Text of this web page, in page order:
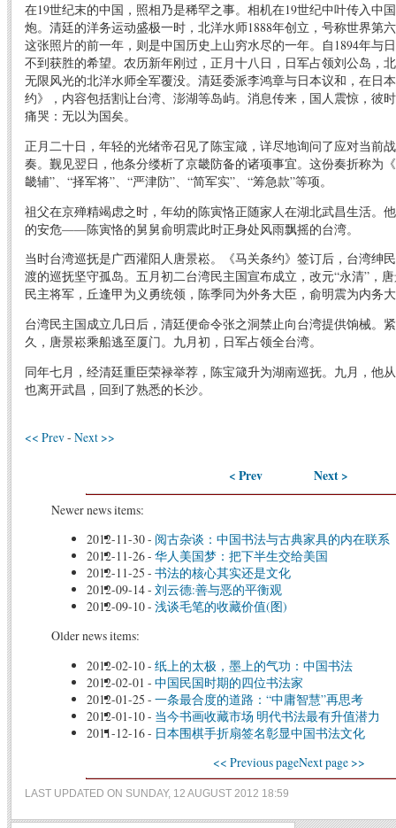
在19世纪末的中国，照相乃是稀罕之事。相机在19世纪中叶传入中
炮。清廷的洋务运动盛极一时，北洋水师1888年创立，号称世界第
这张照片的前一年，则是中国历史上山穷水尽的一年。自1894年与
不到获胜的希望。农历新年刚过，正月十八日，日军占领刘公岛，
无限风光的北洋水师全军覆没。清廷委派李鸿章与日本议和，在日
约》，内容包括割让台湾、澎湖等岛屿。消息传来，国人震惊，彼
痛哭：无以为国矣。
正月二十日，年轻的光绪帝召见了陈宝箴，详尽地询问了应对当前
奏。觐见翌日，他条分缕析了京畿防备的诸项事宜。这份奏折称为
畿辅”、“择军将”、“严津防”、“简军实”、“筹急款”等项。
祖父在京殚精竭虑之时，年幼的陈寅恪正随家人在湖北武昌生活。
的安危——陈寅恪的舅舅俞明震此时正身处风雨飘摇的台湾。
当时台湾巡抚是广西灌阳人唐景崧。《马关条约》签订后，台湾绅
渡的巡抚坚守孤岛。五月初二台湾民主国宣布成立，改元“永清”，
民主将军，丘逢甲为义勇统领，陈季同为外务大臣，俞明震为内务
台湾民主国成立几日后，清廷便命令张之洞禁止向台湾提供饷械。
久，唐景崧乘船逃至厦门。九月初，日军占领全台湾。
同年七月，经清廷重臣荣禄举荐，陈宝箴升为湖南巡抚。九月，他
也离开武昌，回到了熟悉的长沙。
<< Prev- Next >>
< Prev Next >
Newer news items:
2012-11-30- 阅古杂谈：中国书法与古典家具的内在联系
2012-11-26- 华人美国梦：把下半生交给美国
2012-11-25 - 书法的核心其实还是文化
2012-09-14- 刘云德:善与恶的平衡观
2012-09-10- 浅谈毛笔的收藏价值(图)
Older news items:
2012-02-10- 纸上的太极，墨上的气功：中国书法
2012-02-01 - 中国民国时期的四位书法家
2012-01-25 - 一条最合度的道路：“中庸智慧”再思考
2012-01-10- 当今书画收藏市场 明代书法最有升值潜力
2011-12-16- 日本围棋手折扇签名彰显中国书法文化
<< Previous pageNext page >>
LAST UPDATED ON SUNDAY, 12 AUGUST 2012 18:59